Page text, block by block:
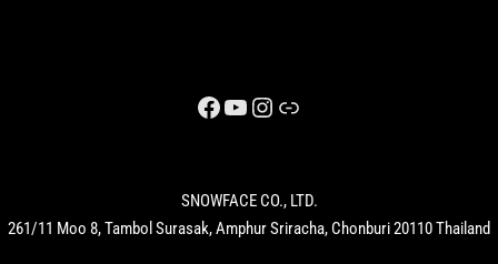
SNOWFACE CO., LTD.
261/11 Moo 8, Tambol Surasak, Amphur Sriracha, Chonburi 20110 Thailand